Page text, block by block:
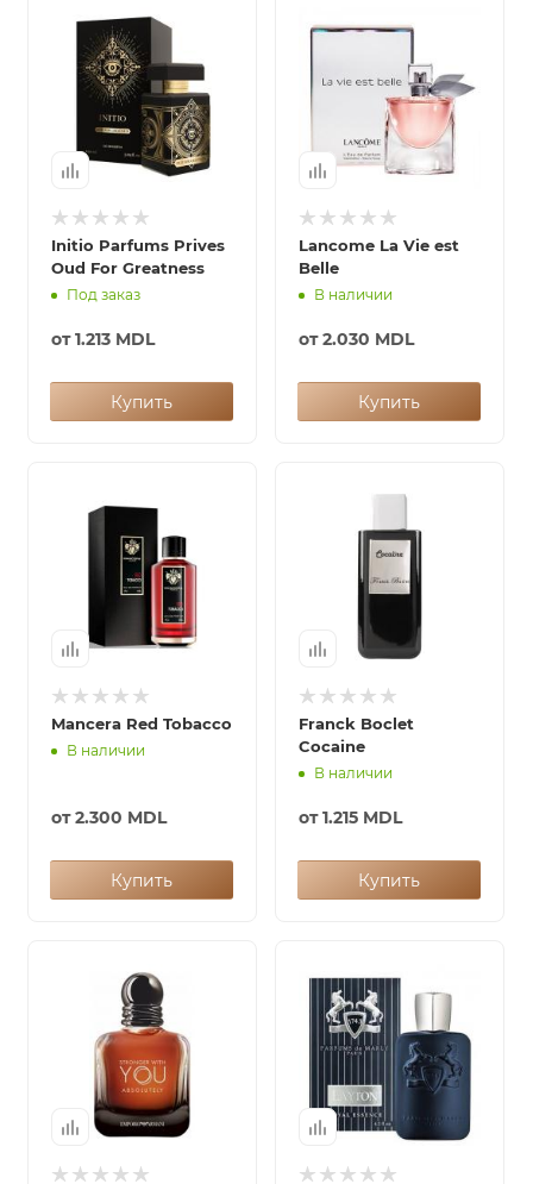
Initio Parfums Prives
Oud For Greatness
Под заказ
от1.213 MDL
Купить
Lancome La Vie est
Belle
В наличии
от2.030 MDL
Купить
Mancera Red Tobacco
В наличии
от2.300 MDL
Купить
Franck Boclet
Cocaine
В наличии
от1.215 MDL
Купить